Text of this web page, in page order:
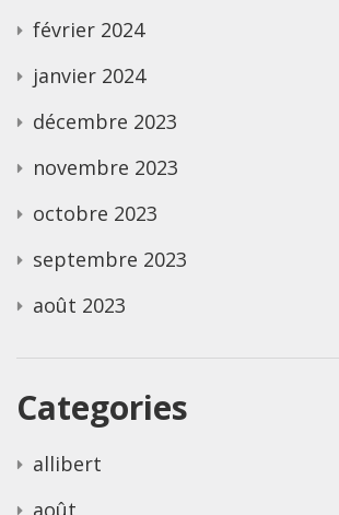
février 2024
janvier 2024
décembre 2023
novembre 2023
octobre 2023
septembre 2023
août 2023
Categories
allibert
août